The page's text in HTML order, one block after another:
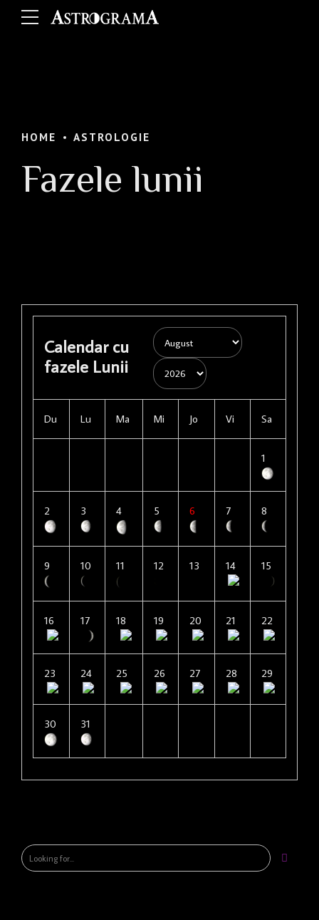
HOME ASTROLOGIE
Fazele lunii
Calendar cu
fazele Lunii
Du Lu Ma Mi Jo Vi Sa
1
2 3 4 5 6 7 8
9 10 11 12 13 14 15
16 17 18 19 20 21 22
23 24 25 26 27 28 29
30 31